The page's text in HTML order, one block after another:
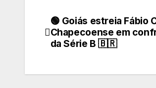
Navegação
de
🟢 Goiás estreia Fábio
Chapecoense em
da Série B 🇧🇷